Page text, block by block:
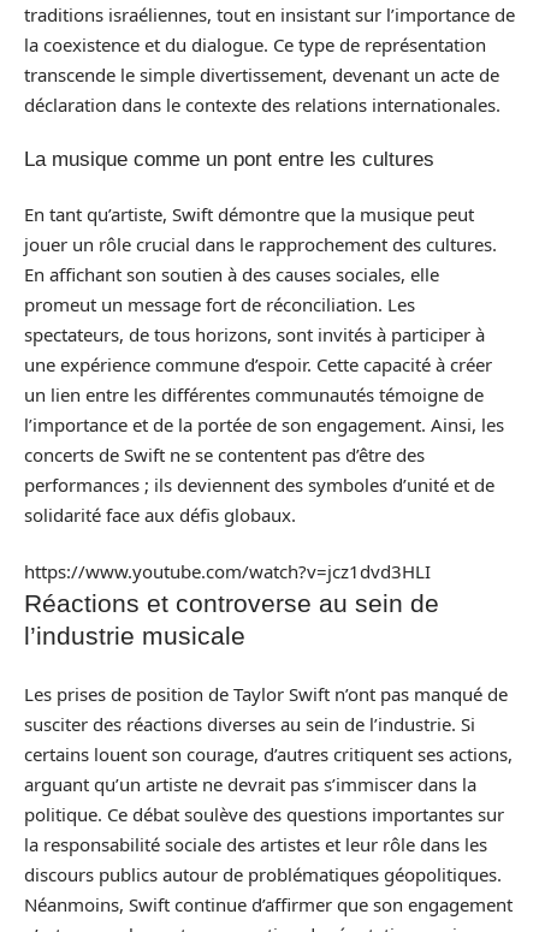
traditions israéliennes, tout en insistant sur l’importance de
la coexistence et du dialogue. Ce type de représentation
transcende le simple divertissement, devenant un acte de
déclaration dans le contexte des relations internationales.
La musique comme un pont entre les cultures
En tant qu’artiste, Swift démontre que la musique peut
jouer un rôle crucial dans le rapprochement des cultures.
En affichant son soutien à des causes sociales, elle
promeut un message fort de réconciliation. Les
spectateurs, de tous horizons, sont invités à participer à
une expérience commune d’espoir. Cette capacité à créer
un lien entre les différentes communautés témoigne de
l’importance et de la portée de son engagement. Ainsi, les
concerts de Swift ne se contentent pas d’être des
performances ; ils deviennent des symboles d’unité et de
solidarité face aux défis globaux.
https://www.youtube.com/watch?v=jcz1dvd3HLI
Réactions et controverse au sein de
l’industrie musicale
Les prises de position de Taylor Swift n’ont pas manqué de
susciter des réactions diverses au sein de l’industrie. Si
certains louent son courage, d’autres critiquent ses actions,
arguant qu’un artiste ne devrait pas s’immiscer dans la
politique. Ce débat soulève des questions importantes sur
la responsabilité sociale des artistes et leur rôle dans les
discours publics autour de problématiques géopolitiques.
Néanmoins, Swift continue d’affirmer que son engagement